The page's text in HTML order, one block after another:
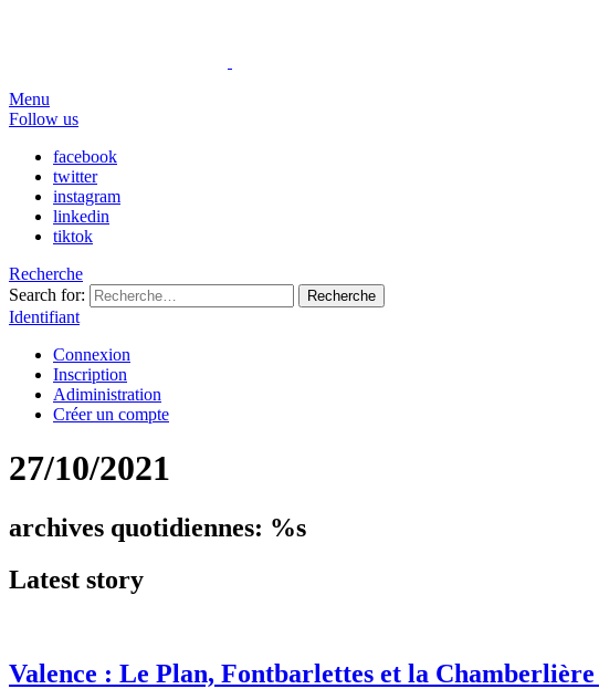
Menu
Follow us
facebook
twitter
instagram
linkedin
tiktok
Recherche
Search for:
Recherche
Identifiant
Connexion
Inscription
Adiministration
Créer un compte
27/10/2021
archives quotidiennes: %s
Latest story
Valence : Le Plan, Fontbarlettes et la